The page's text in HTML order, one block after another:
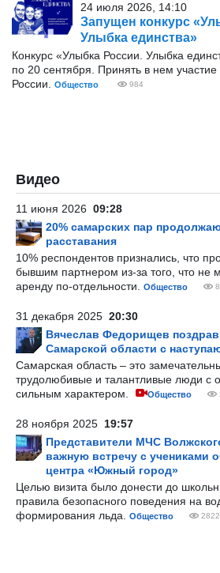
24 июля 2026, 14:10
Запущен конкурс
Улыбка единства»
Конкурс «Улыбка России. Улыбка
по 20 сентября. Принять в нем участие
России.
Общество 984
Видео
11 июня 2026 09:28
20% самарских пар
расставания
10% респондентов признались, что
бывшим партнером из-за того, что не
аренду по-отдельности.
Общество
31 декабря 2025 20:30
Вячеслав Федорищев
Самарской области с
Самарская область – это
трудолюбивые и талантливые люди с
сильным характером.
Общество
28 ноября 2025 19:57
Представители МЧС
важную встречу с учениками
центра «Южный город»
Целью визита было донести до
правила безопасного поведения на
формирования льда.
Общество 2822